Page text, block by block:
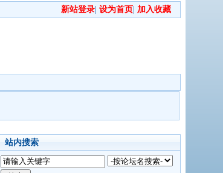
新站登录 设为首页 加入收藏
站内搜索